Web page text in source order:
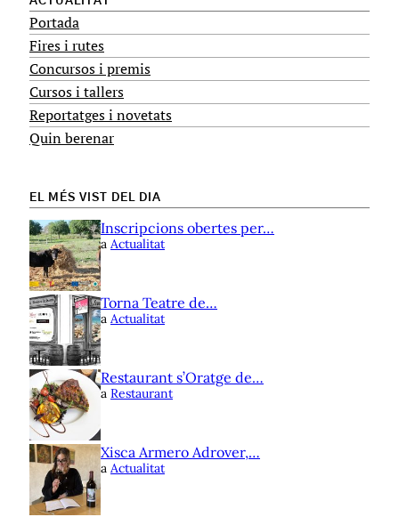
Portada
Fires i rutes
Concursos i premis
Cursos i tallers
Reportatges i novetats
Quin berenar
EL MÉS VIST DEL DIA
Inscripcions obertes per…
a Actualitat
Torna Teatre de…
a Actualitat
Restaurant s’Oratge de…
a Restaurant
Xisca Armero Adrover,…
a Actualitat